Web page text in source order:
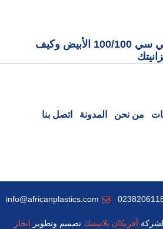
دليل أسعار بي في سي 100/100 الأبيض وكيف
من نحن المدونة اتصل بنا
أفريكان بلاستيك تصميم وتطوير إنجاز
info@africanplastics.com